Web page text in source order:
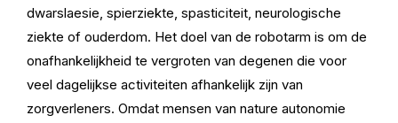
dwarslaesie, spierziekte, spasticiteit, neurologische
ziekte of ouderdom. Het doel van de robotarm is om de
onafhankelijkheid te vergroten van degenen die voor
veel dagelijkse activiteiten afhankelijk zijn van
zorgverleners. Omdat mensen van nature autonomie